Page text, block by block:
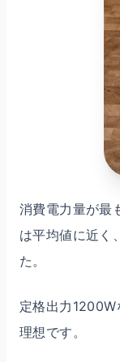
消費電力量が最
は平均値に近く
た。
定格出力
理想です。